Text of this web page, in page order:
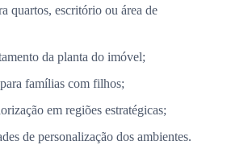
quartos, escritório ou área de
da planta do imóvel;
famílias com filhos;
em regiões estratégicas;
de personalização dos ambientes.